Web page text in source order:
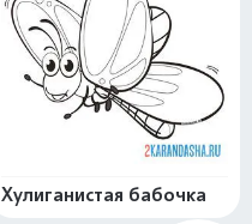
Хулиганистая бабочка